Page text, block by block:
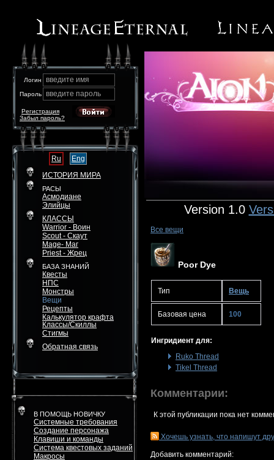
Логин введите имя
Пароль введите пароль
Забыл пароль?
Регистрация
Ru
Eng
ИСТОРИЯ МИРА
РАСЫ
Асмодиане
Элийцы
КЛАССЫ
Warrior - Воин
Scout - Скаут
Mage- Маг
Priest - Жрец
БАЗА ЗНАНИЙ
Квесты
НПС
Монстры
Вещи
Рецепты
Калькулятор крафта
Классы/Скиллы
Стигмы
Обратная связь
В ПОМОЩЬ НОВИЧКУ
Системные требования
Создание персонажа
Клавиши и команды
Система квестовых заданий
Макросы
Version 1.0
Все вещи
Poor Dye
Тип Вещь
Базовая цена 100
Ингридиент для:
Ruko Thread
Tikel Thread
Комментарии:
К этой публикации пока нет
Хочешь узнать, что напишут
Добавить комментарий: